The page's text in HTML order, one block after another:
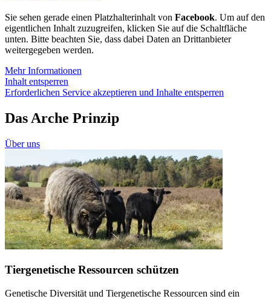
Sie sehen gerade einen Platzhalterinhalt von Facebook. Um auf den
eigentlichen Inhalt zuzugreifen, klicken Sie auf die Schaltfläche
unten. Bitte beachten Sie, dass dabei Daten an Drittanbieter
weitergegeben werden.
Mehr Informationen
Inhalt entsperren
Erforderlichen Service akzeptieren und Inhalte entsperren
Das Arche Prinzip
Über uns
Tiergenetische Ressourcen schützen
Genetische Diversität und Tiergenetische Ressourcen sind ein